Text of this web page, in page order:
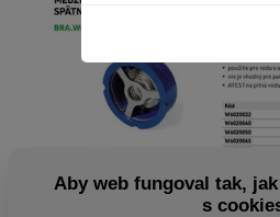
Aby web fungoval tak,
s